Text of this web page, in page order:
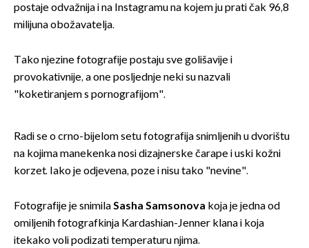
postaje odvažnija i na Instagramu na kojem ju prati čak 96,8
milijuna obožavatelja.
Tako njezine fotografije postaju sve golišavije i
provokativnije, a one posljednje neki su nazvali
"koketiranjem s pornografijom".
Radi se o crno-bijelom setu fotografija snimljenih u dvorištu
na kojima manekenka nosi dizajnerske čarape i uski kožni
korzet. Iako je odjevena, poze i nisu tako "nevine".
Fotografije je snimilaSasha Samsonova koja je jedna od
omiljenih fotografkinja Kardashian-Jenner klana i koja
itekako voli podizati temperaturu njima.